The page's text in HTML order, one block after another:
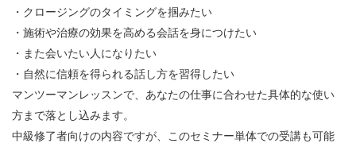
・クロージングのタイミングを掴みたい
・施術や治療の効果を高める会話を身につけたい
・また会いたい人になりたい
・自然に信頼を得られる話し方を習得したい
マンツーマンレッスンで、あなたの仕事に合わせた具体的な使い
方まで落とし込みます。
中級修了者向けの内容ですが、このセミナー単体での受講も可能